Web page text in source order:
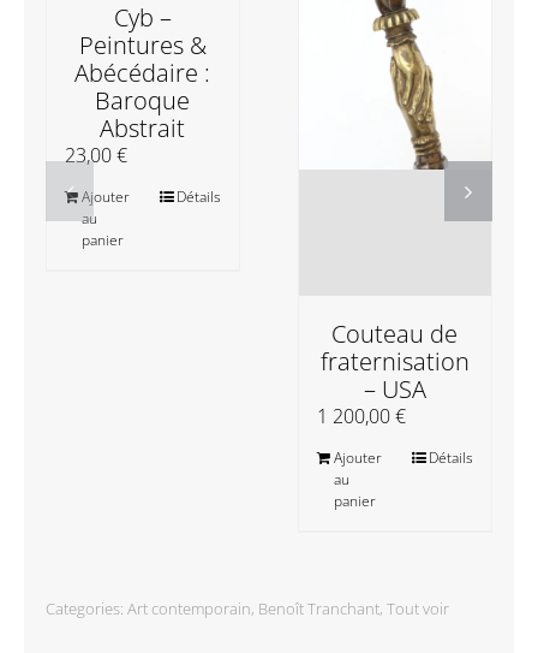
Cyb –
Peintures &
Abécédaire :
Baroque
Abstrait
23,00€
Ajouter
au
panier
Détails
Couteau de
fraternisation
– USA
1 200,00€
Ajouter
au
panier
Détails
Categories: Art contemporain, Benoît Tranchant, Tout voir